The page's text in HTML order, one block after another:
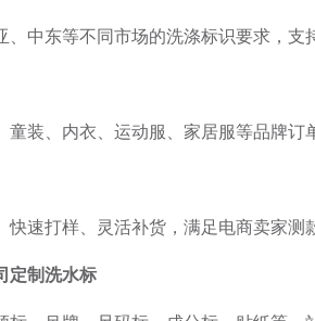
、中东等不同市场的洗涤标识要求，支
童装、内衣、运动服、家居服等品牌订
快速打样、灵活补货，满足电商卖家测
定制洗水标